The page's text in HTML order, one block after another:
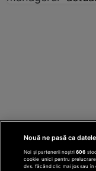
Nouă ne pasă ca
Noi și partenerii noștri606
cookie unici pentru
dvs. făcând clic mai jos sau